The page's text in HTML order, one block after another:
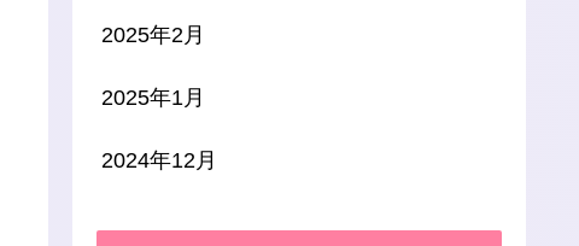
2025年2月
2025年1月
2024年12月